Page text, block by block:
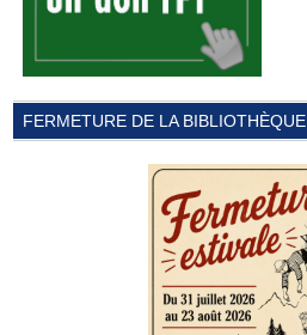
FERMETURE DE LA BIBLIOTHÈQUE